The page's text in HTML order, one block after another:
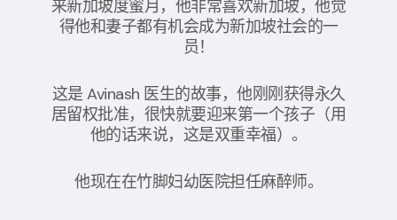
来新加坡度蜜月，他非常喜欢新加坡，他觉
得他和妻子都有机会成为新加坡社会的一
员！
这是 Avinash 医生的故事，他刚刚获得永久
居留权批准，很快就要迎来第一个孩子（用
他的话来说，这是双重幸福）。
他现在在竹脚妇幼医院担任麻醉师。